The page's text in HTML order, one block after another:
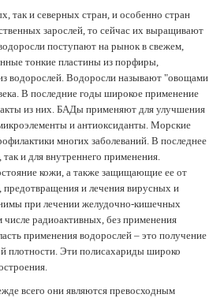
и северных стран, и особенно стран
зарослей, то сейчас их выращивают
поступают на рынок в свежем,
тонкие пластины из порфиры,
водорослей. Водоросли называют "овощами
В последние годы широкое применение
из них. БАДы применяют для улучшения
и антиоксиданты. Морские
многих заболеваний. В последнее
и для внутреннего применения.
кожи, а также защищающие ее от
предотвращения и лечения вирусных и
при лечении желудочно-кишечных
числе радиоактивных, без применения
применения водорослей – это получение
плотности. Эти полисахариды широко
всего они являются превосходным